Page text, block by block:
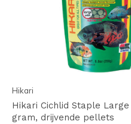
Hikari
Hikari Cichlid Staple
gram, drijvende pellets